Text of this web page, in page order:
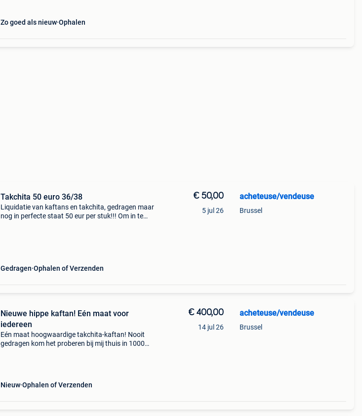
Zo goed als nieuw Ophalen
Takchita 50 euro 36/38
Liquidatie van kaftans en takchita, gedragen maar
nog in perfecte staat 50 eur per stuk!!! Om in te
Gedragen Ophalen of Verzenden
€ 50,00
5 jul 26
acheteuse/vendeuse
Brussel
Nieuwe hippe kaftan! Eén maat voor
iedereen
Eén maat hoogwaardige takchita-kaftan! Nooit
gedragen kom het proberen bij mij thuis in 1000
Nieuw Ophalen of Verzenden
€ 400,00
14 jul 26
acheteuse/vendeuse
Brussel